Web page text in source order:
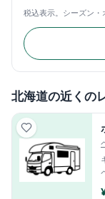
税込表示。シーズン・
北海道の近くの